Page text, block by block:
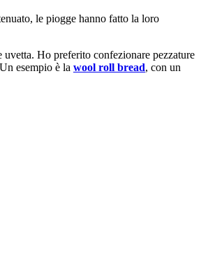
le piogge hanno fatto la loro
Ho preferito confezionare pezzature
esempio è la wool roll bread, con un